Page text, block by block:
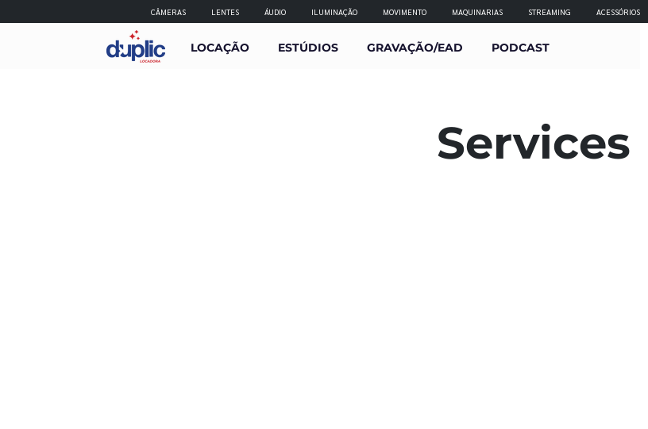
CÂMERAS LENTES ÁUDIO ILUMINAÇÃO MOVIMENTO MAQUINARIAS STREAMING ACESSÓRIOS
LOCAÇÃO ESTÚDIOS GRAVAÇÃO/EAD PODCAST
Services